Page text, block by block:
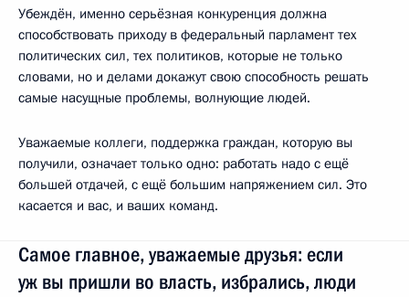
Убеждён, именно серьёзная конкуренция должна
способствовать приходу в федеральный парламент тех
политических сил, тех политиков, которые не только
словами, но и делами докажут свою способность решать
самые насущные проблемы, волнующие людей.
Уважаемые коллеги, поддержка граждан, которую вы
получили, означает только одно: работать надо с ещё
большей отдачей, с ещё большим напряжением сил. Это
касается и вас, и ваших команд.
Самое главное, уважаемые друзья: если
уж вы пришли во власть, избрались, люди